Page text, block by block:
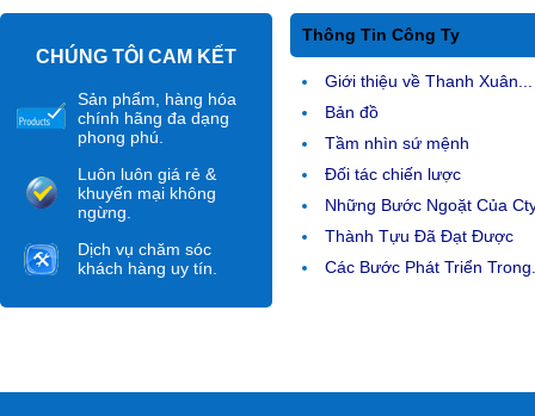
CHÚNG TÔI CAM KẾT
Sản phẩm, hàng hóa
chính hãng đa dạng
phong phú.
Luôn luôn giá rẻ &
khuyến mại không
ngừng.
Dịch vụ chăm sóc
khách hàng uy tín.
Thông Tin Công Ty
Giới thiệu về Thanh Xuân...
Bản đồ
Tầm nhìn sứ mệnh
Đối tác chiến lược
Những Bước Ngoặt Của
Thành Tựu Đã Đạt Được
Các Bước Phát Triển